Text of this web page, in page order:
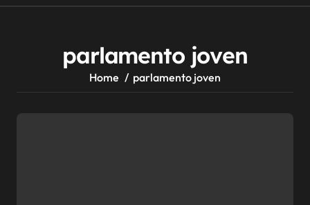
parlamento joven
Home parlamento joven